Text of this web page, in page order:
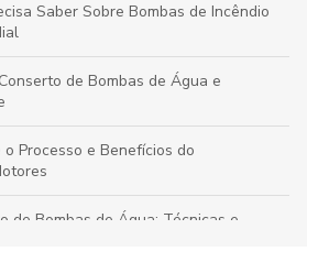
Saber Sobre Bombas de Incêndio
de Bombas de Água e
Processo e Benefícios do
de Bombas de Água: Técnicas e